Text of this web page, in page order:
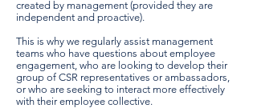
created by management (provided they are
independent and proactive).
This is why we regularly assist management
teams who have questions about employee
engagement, who are looking to develop their
group of CSR representatives or ambassadors,
or who are seeking to interact more effectively
with their employee collective.